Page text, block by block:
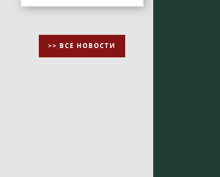
>> ВСЕ НОВОСТИ